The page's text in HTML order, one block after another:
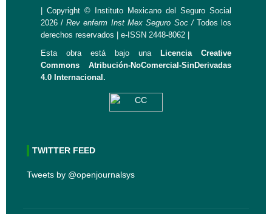
| Copyright © Instituto Mexicano del Seguro Social
2026 /Rev enferm Inst Mex Seguro Soc /Todos los
derechos reservados | e-ISSN 2448-8062 |
Esta obra está bajo una
Licencia Creative
Commons Atribución-NoComercial-SinDerivadas
4.0 Internacional.
TWITTER FEED
Tweets by @openjournalsys